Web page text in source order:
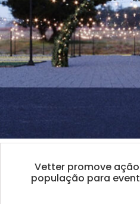
Vetter promove
população para